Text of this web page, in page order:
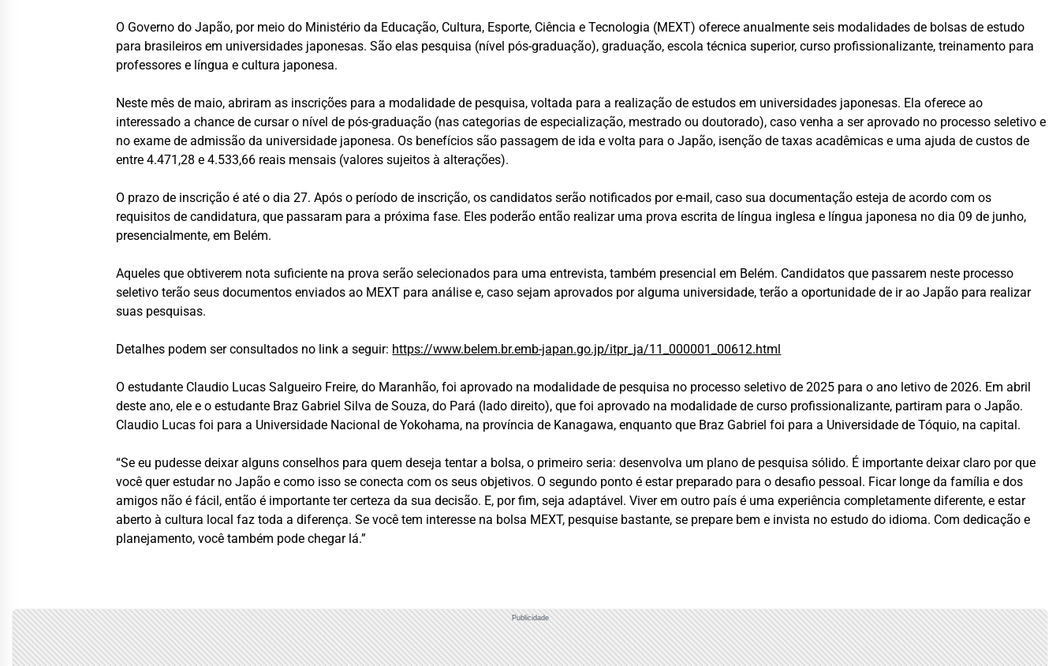
O Governo do Japão, por meio do Ministério da Educação, Cultura, Esporte, Ciência e Tecnologia (MEXT) oferece anualmente seis modalidades de bolsas de estudo
para brasileiros em universidades japonesas. São elas pesquisa (nível pós-graduação), graduação, escola técnica superior, curso profissionalizante, treinamento para
professores e língua e cultura japonesa.
Neste mês de maio, abriram as inscrições para a modalidade de pesquisa, voltada para a realização de estudos em universidades japonesas. Ela oferece ao
interessado a chance de cursar o nível de pós-graduação (nas categorias de especialização, mestrado ou doutorado), caso venha a ser aprovado no processo seletivo e
no exame de admissão da universidade japonesa. Os benefícios são passagem de ida e volta para o Japão, isenção de taxas acadêmicas e uma ajuda de custos de
entre 4.471,28 e 4.533,66 reais mensais (valores sujeitos à alterações).
O prazo de inscrição é até o dia 27. Após o período de inscrição, os candidatos serão notificados por e-mail, caso sua documentação esteja de acordo com os
requisitos de candidatura, que passaram para a próxima fase. Eles poderão então realizar uma prova escrita de língua inglesa e língua japonesa no dia 09 de junho,
presencialmente, em Belém.
Aqueles que obtiverem nota suficiente na prova serão selecionados para uma entrevista, também presencial em Belém. Candidatos que passarem neste processo
seletivo terão seus documentos enviados ao MEXT para análise e, caso sejam aprovados por alguma universidade, terão a oportunidade de ir ao Japão para realizar
suas pesquisas.
Detalhes podem ser consultados no link a seguir: https://www.belem.br.emb-japan.go.jp/itpr_ja/11_000001_00612.html
O estudante Claudio Lucas Salgueiro Freire, do Maranhão, foi aprovado na modalidade de pesquisa no processo seletivo de 2025 para o ano letivo de 2026. Em abril
deste ano, ele e o estudante Braz Gabriel Silva de Souza, do Pará (lado direito), que foi aprovado na modalidade de curso profissionalizante, partiram para o Japão.
Claudio Lucas foi para a Universidade Nacional de Yokohama, na província de Kanagawa, enquanto que Braz Gabriel foi para a Universidade de Tóquio, na capital.
“Se eu pudesse deixar alguns conselhos para quem deseja tentar a bolsa, o primeiro seria: desenvolva um plano de pesquisa sólido. É importante deixar claro por que
você quer estudar no Japão e como isso se conecta com os seus objetivos. O segundo ponto é estar preparado para o desafio pessoal. Ficar longe da família e dos
amigos não é fácil, então é importante ter certeza da sua decisão. E, por fim, seja adaptável. Viver em outro país é uma experiência completamente diferente, e estar
aberto à cultura local faz toda a diferença. Se você tem interesse na bolsa MEXT, pesquise bastante, se prepare bem e invista no estudo do idioma. Com dedicação e
planejamento, você também pode chegar lá.”
Publicidade